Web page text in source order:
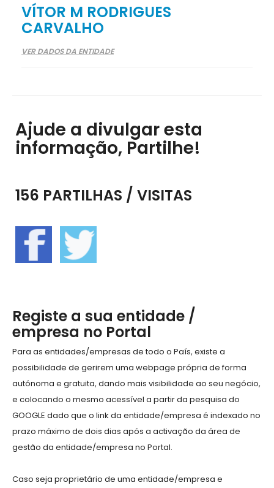
VÍTOR M RODRIGUES
CARVALHO
VER DADOS DA ENTIDADE
Ajude a divulgar esta
informação, Partilhe!
156 PARTILHAS / VISITAS
Registe a sua entidade /
empresa no Portal
Para as entidades/empresas de todo o País, existe a
possibilidade de gerirem uma webpage própria de forma
autónoma e gratuita, dando mais visibilidade ao seu negócio,
e colocando o mesmo acessível a partir da pesquisa do
GOOGLE dado que o link da entidade/empresa é indexado no
prazo máximo de dois dias após a activação da área de
gestão da entidade/empresa no Portal.
Caso seja proprietário de uma entidade/empresa e